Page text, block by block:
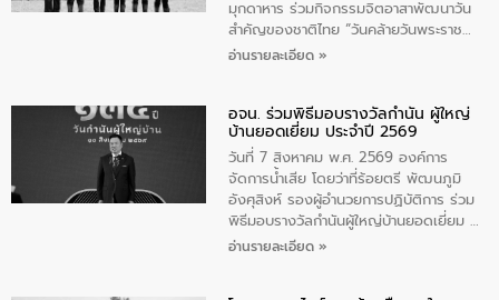
มุกดาหาร ร่วมกิจกรรมจิตอาสาพัฒนาวัน
สําคัญของชาติไทย “วันคล้ายวันพระราช
สมภพ สมเด็จพระนางเจ้าสิริกิติ์พระบรม
ทิพย์คำ รองผู้ว่าราชการจังหวัดมุกดาหาร
เป็นประธานในพิธี ณ เรือนจําชั่วคราวนาโสก
ตําบลนาโสก อําเภอเมืองมุกดาหาร จังหวัด
มุกดาหาร โดยในกิจกรรมได้ร่วมปลูกป่า และ
ทําความสะอาดภายในบริเวณ จัดกิจกรรม
เพื่อถวายเป็นพระราชกุศล สมเด็จพระนาง
เจ้าสิริกิติ์พระบรมราชินีนาถ พระบรมราช
อ่านรายละเอียด »
อจน. ร่วมพิธีมอบรางวัลกำนัน ผู้ใหญ่
บ้านยอดเยี่ยม ประจำปี 2569
วันที่ 7 สิงหาคม พ.ศ. 2569 องค์การ
จัดการน้ำเสีย โดยว่าที่ร้อยตรี พัฒนภูมิ
อังศุสิงห์ รองผู้อำนวยการปฏิบัติการ ร่วม
พิธีมอบรางวัลกำนันผู้ใหญ่บ้านยอดเยี่ยม ณ
ทำเนียบรัฐบาล โดยมีนายอนุทิน ชาญวีรกูล
อ่านรายละเอียด »